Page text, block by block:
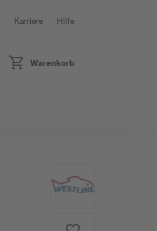
Karriere Hilfe
Warenkorb